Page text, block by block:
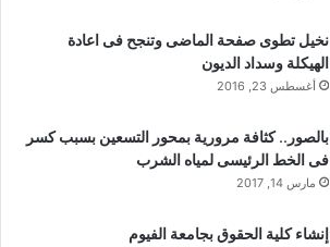
نخيل تطوى صفحة الماضى وتنجح فى اعادة
الهيكلة وسداد الديون
أغسطس 23, 2016
بالصور.. كثافة مرورية بمحور التسعين بسبب كسر
فى الخط الرئيسى لمياه الشرب
مارس 14, 2017
إنشاء كلية الحقوق بجامعة الفيوم